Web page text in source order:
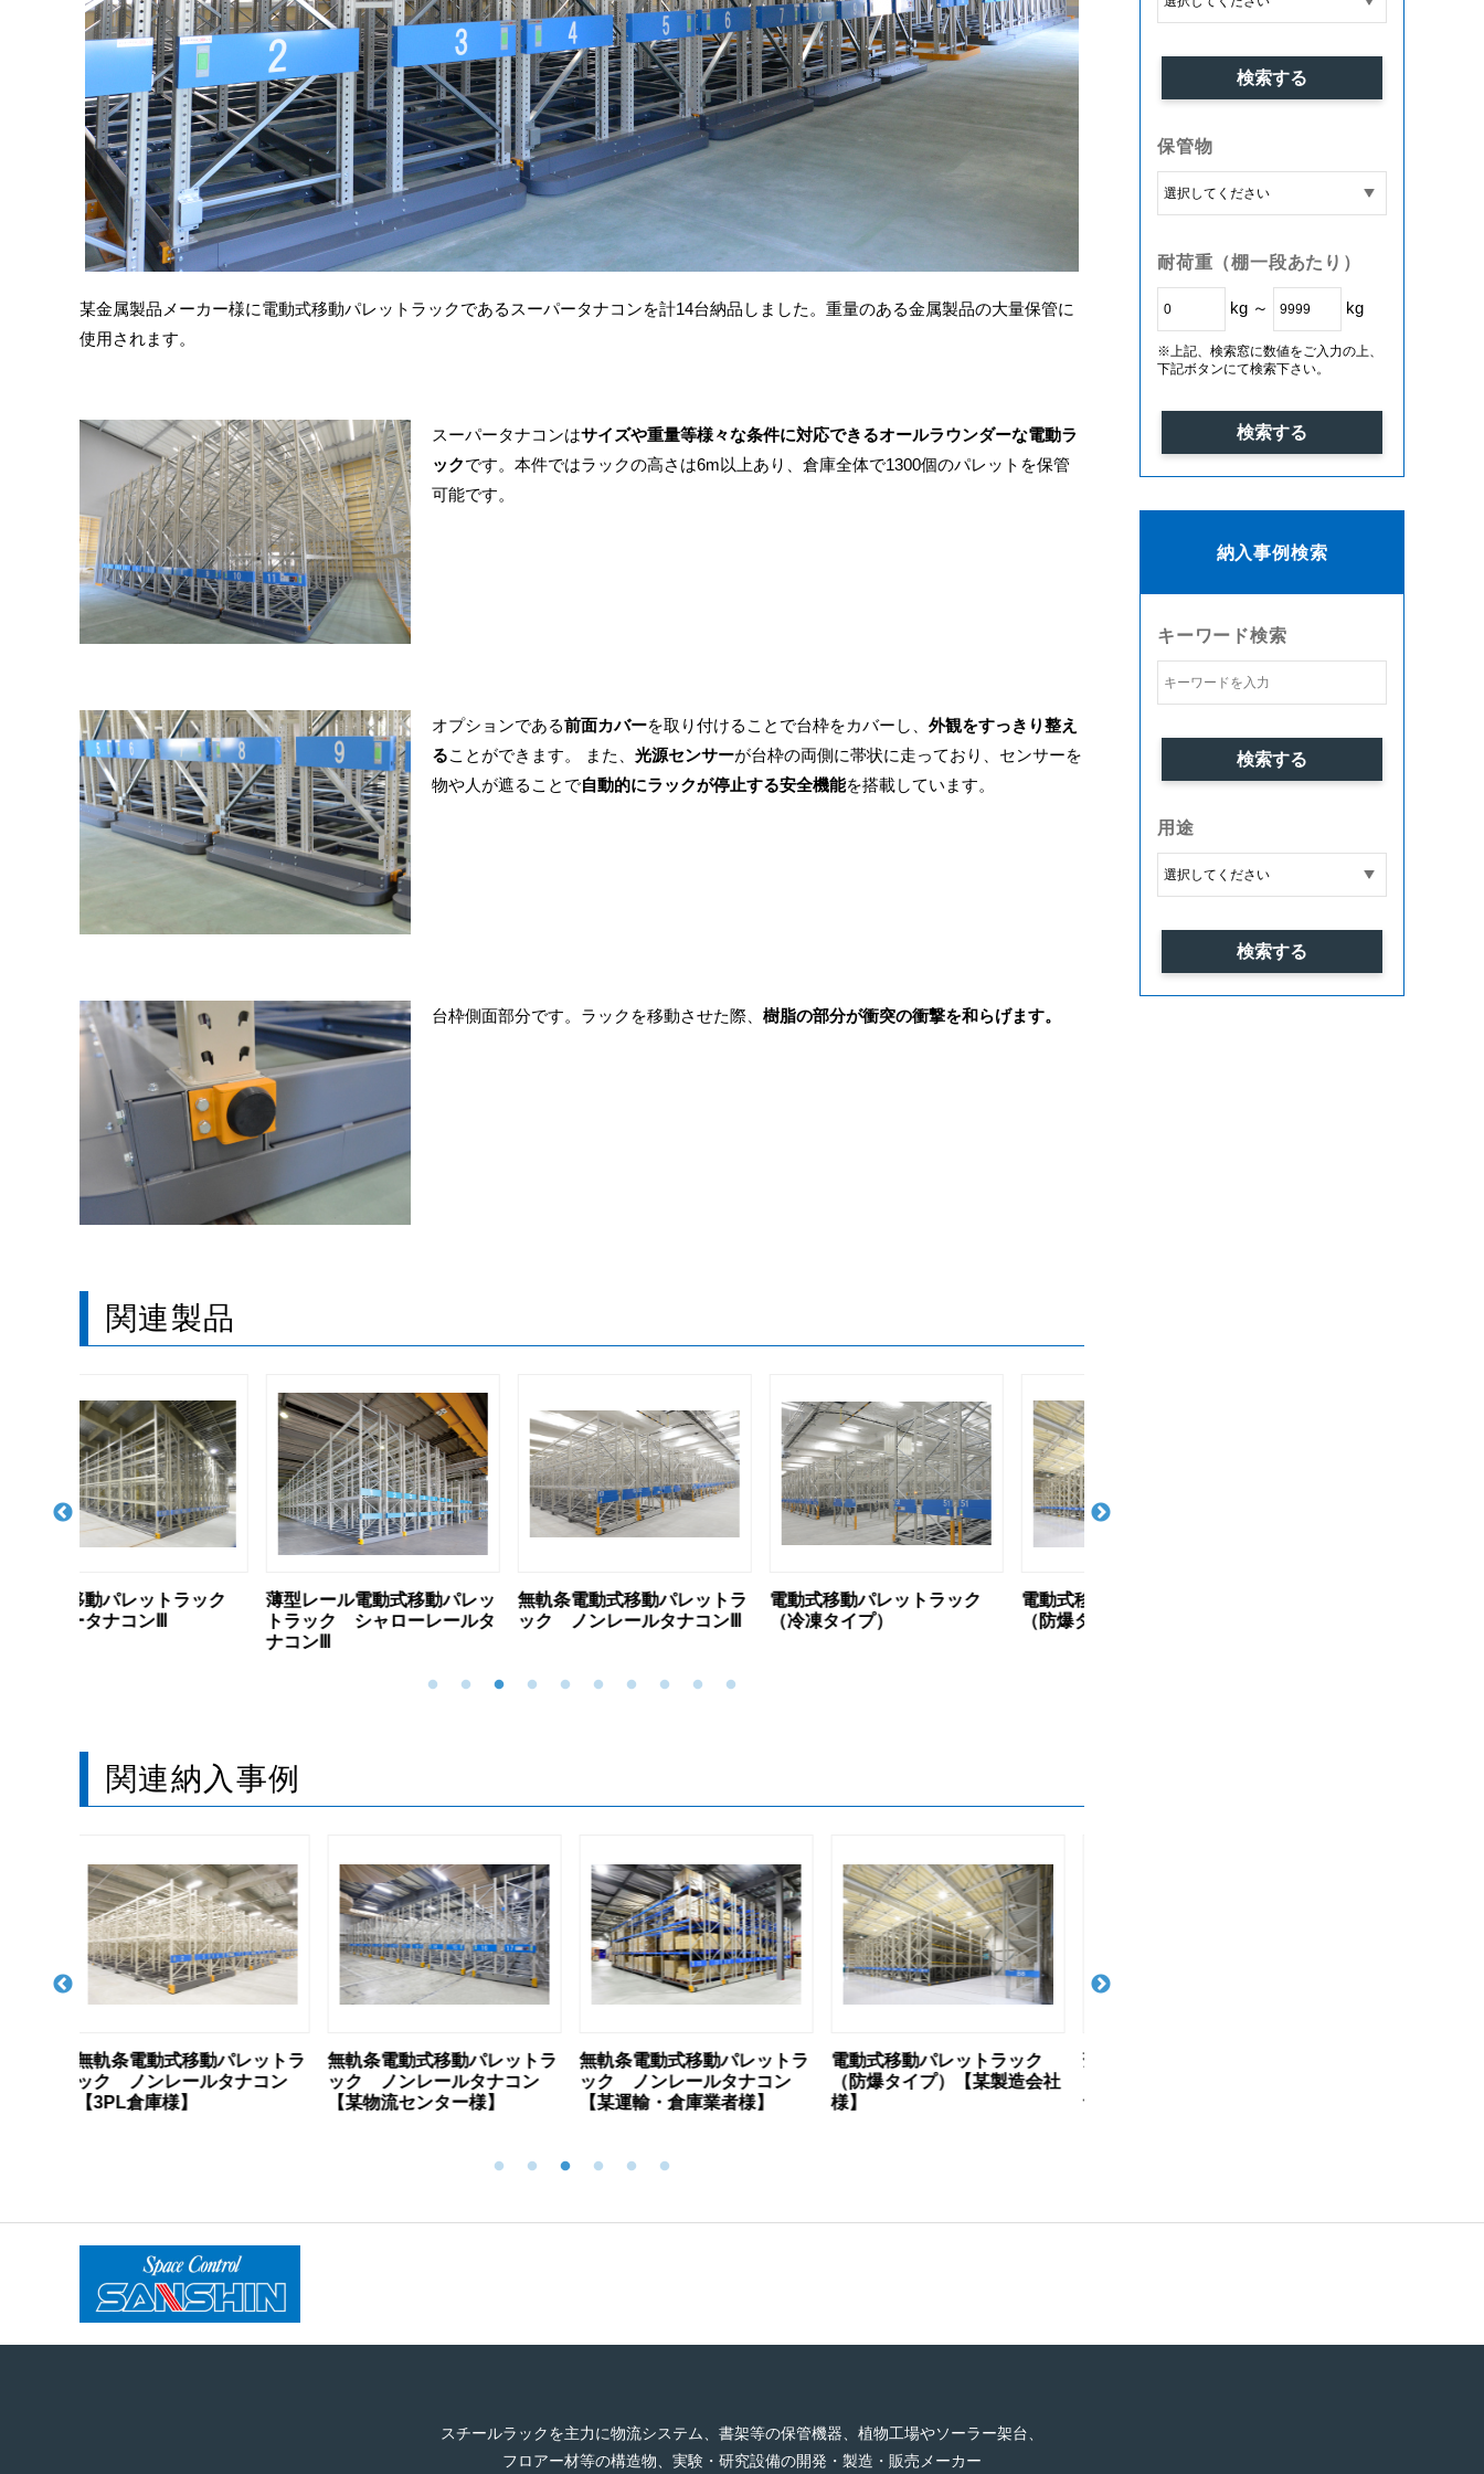
某金属製品メーカー様に電動式移動パレットラックであるスーパータナコンを計14台納品しました。重量のある金属製品の大量保管に
使用されます。
スーパータナコンはサイズや重量等様々な条件に対応できるオールラウンダーな電動ラ
ックです。本件ではラックの高さは6m以上あり、倉庫全体で1300個のパレットを保管
可能です。
オプションである前面カバーを取り付けることで台枠をカバーし、 外観をすっきり整え
ることができます。 また、 光源センサーが台枠の両側に帯状に走っており、センサーを
物や人が遮ることで自動的にラックが停止する安全機能を搭載しています。
台枠側面部分です。ラックを移動させた際、 樹脂の部分が衝突の衝撃を和らげます。
関連製品
薄型レール電動式移動パレッ
トラック シャローレールタ
無軌条電動式移動パレットラ
ック ノンレールタナコンⅢ
電動式移動パレットラック
（冷凍タイプ）
電動式移動パレットラック
（防爆タイプ）
関連納入事例
無軌条電動式移動パレットラ
ック ノンレールタナコン
【某物流センター様】
無軌条電動式移動パレットラ
ック ノンレールタナコン
【某運輸・倉庫業者様】
電動式移動パレットラック
（防爆タイプ）【某製造会社
様】
薄型レール電動式移動パレッ
トラック シャローレールタ
ナコン【某部品メーカー様】
保管物
耐荷重（棚一段あたり）
kg ～ kg
※上記、検索窓に数値をご入力の上、
下記ボタンにて検索下さい。
納入事例検索
キーワード検索
用途
スチールラックを主力に物流システム、書架等の保管機器、植物工場やソーラー架台、
フロアー材等の構造物、実験・研究設備の開発・製造・販売メーカー